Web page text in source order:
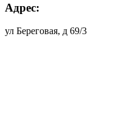
Адрес:
ул Береговая, д 69/3